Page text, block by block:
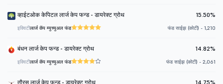
व्हाईटओक केपिटल लार्ज केप फन्ड - डायरेक्ट ग्रोथ 15.50%
इक्विटीलार्ज कॅप म्युच्युअल फंड फंड साईझ (कोटी) - 1,210
बंधन लार्ज केप फन्ड - डायरेक्ट ग्रोथ 14.82%
इक्विटीलार्ज कॅप म्युच्युअल फंड फंड साईझ (कोटी) - 2,061
तौरस लार्ज केप फन्ड - डायरेक्ट ग्रोथ 14.75%